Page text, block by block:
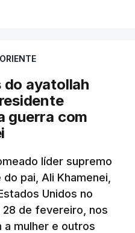
do ayatollah
guerra com
líder supremo
pai, Ali Khamenei,
Unidos no
28 de fevereiro, nos
a mulher e outros